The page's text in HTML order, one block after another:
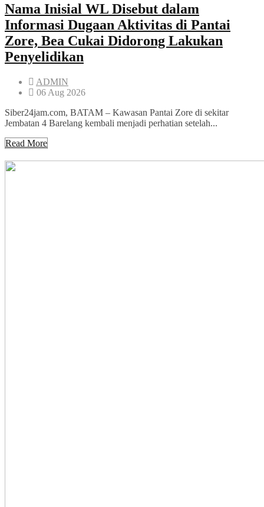
Nama Inisial WL Disebut dalam
Informasi Dugaan Aktivitas di Pantai
Zore, Bea Cukai Didorong Lakukan
Penyelidikan
ADMIN
06 Aug 2026
Siber24jam.com, BATAM – Kawasan Pantai Zore di sekitar
Jembatan 4 Barelang kembali menjadi perhatian setelah...
Read More